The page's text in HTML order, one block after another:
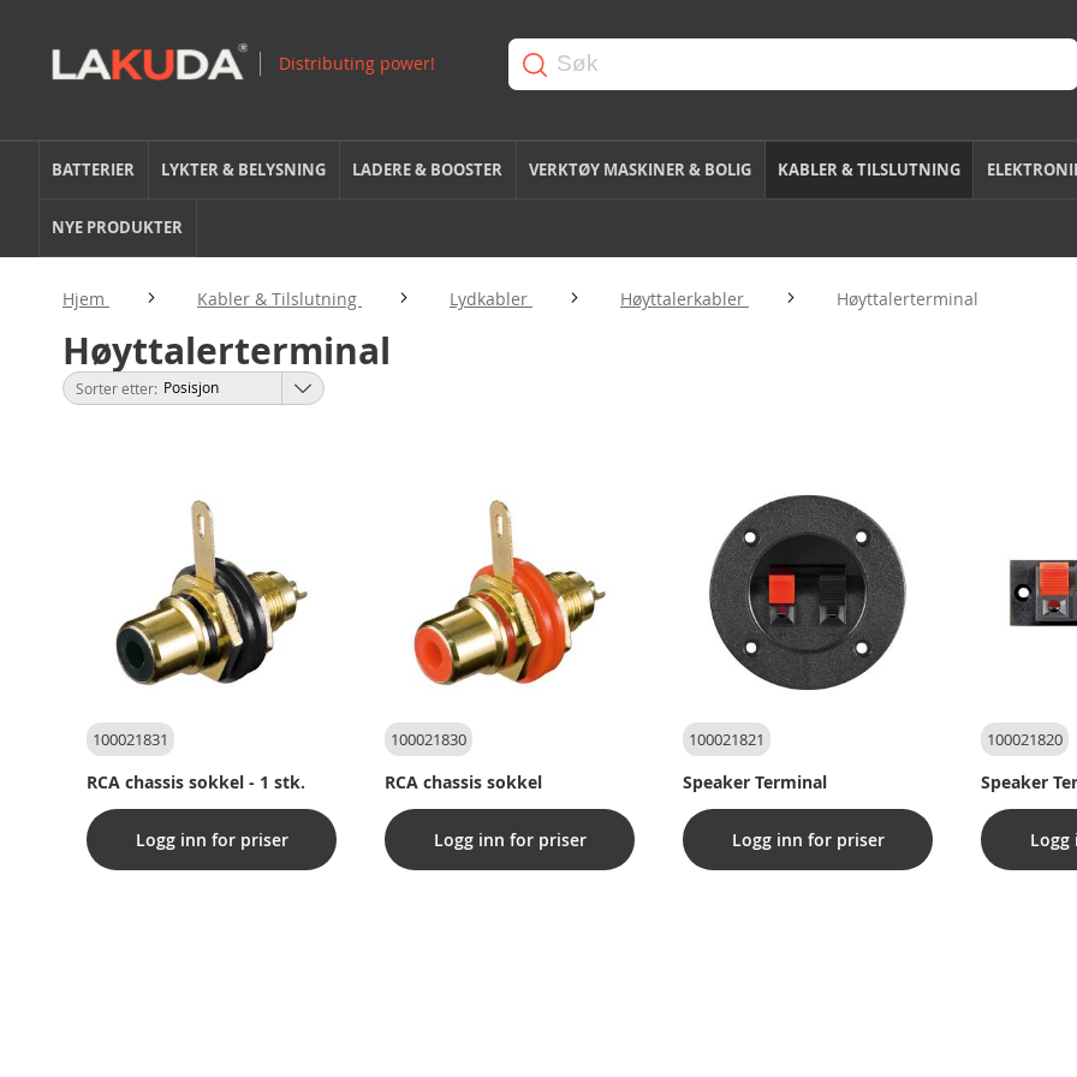
BATTERIER LYKTER & BELYSNING LADERE & BOOSTER VERKTØY MASKINER & BOLIG KABLER & TILSLUTNING
NYE PRODUKTER
Hjem Kabler & Tilslutning Lydkabler Høyttalerkabler Høyttalerterminal
Høyttalerterminal
Sorter etter
100021831
RCA chassis sokkel - 1 stk.
Logg inn for priser
100021830
RCA chassis sokkel
Logg inn for priser
100021821
Speaker Terminal
Logg inn for priser
100021820
Speaker